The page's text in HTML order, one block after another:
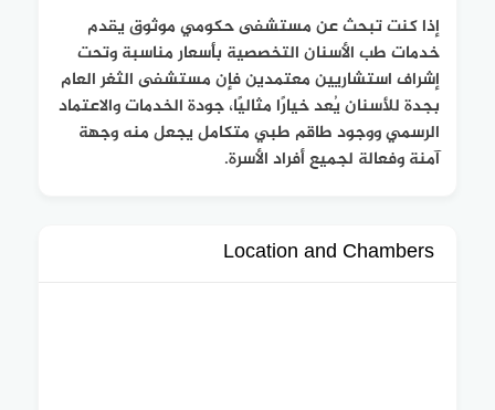
إذا كنت تبحث عن مستشفى حكومي موثوق يقدم
خدمات طب الأسنان التخصصية بأسعار مناسبة وتحت
إشراف استشاريين معتمدين فإن مستشفى الثغر العام
بجدة للأسنان يُعد خيارًا مثاليًا، جودة الخدمات والاعتماد
الرسمي ووجود طاقم طبي متكامل يجعل منه وجهة
آمنة وفعالة لجميع أفراد الأسرة.
Location and Chambers